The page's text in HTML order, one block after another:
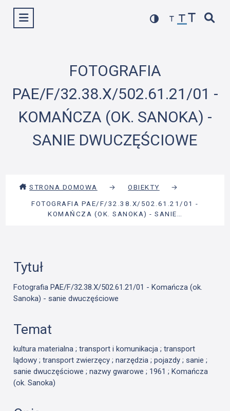
Wyświetl menu
FOTOGRAFIA
PAE/F/32.38.X/502.61.21/01 -
KOMAŃCZA (OK. SANOKA) -
SANIE DWUCZĘŚCIOWE
STRONA DOMOWA → OBIEKTY
→
FOTOGRAFIA PAE/F/32.38.X/502.61.21/01 -
KOMAŃCZA (OK. SANOKA) - SANIE…
Tytuł
Fotografia PAE/F/32.38.X/502.61.21/01 - Komańcza (ok.
Sanoka) - sanie dwuczęściowe
Temat
kultura materialna ; transport i komunikacja ; transport
lądowy ; transport zwierzęcy ; narzędzia ; pojazdy ; sanie ;
sanie dwuczęściowe ; nazwy gwarowe ; 1961 ; Komańcza
(ok. Sanoka)